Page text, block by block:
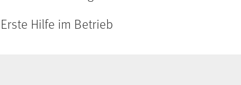
Erste Hilfe im Betrieb